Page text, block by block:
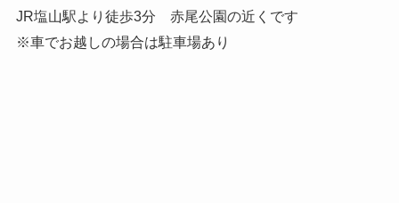
JR塩山駅より徒歩3分 赤尾公園の近くです
※車でお越しの場合は駐車場あり